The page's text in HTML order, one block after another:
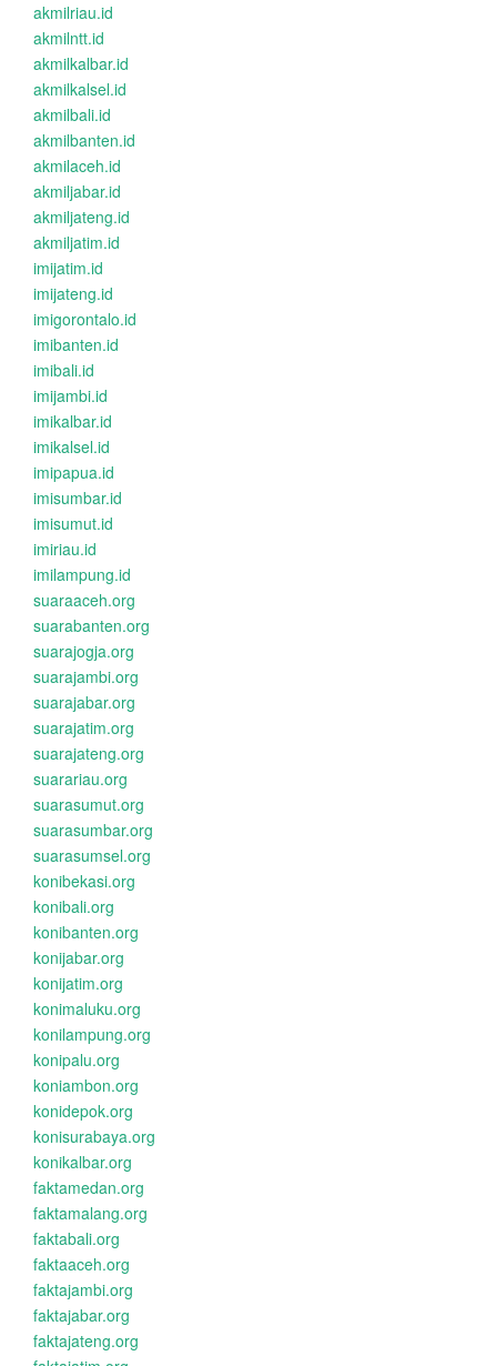
akmilriau.id
akmilntt.id
akmilkalbar.id
akmilkalsel.id
akmilbali.id
akmilbanten.id
akmilaceh.id
akmiljabar.id
akmiljateng.id
akmiljatim.id
imijatim.id
imijateng.id
imigorontalo.id
imibanten.id
imibali.id
imijambi.id
imikalbar.id
imikalsel.id
imipapua.id
imisumbar.id
imisumut.id
imiriau.id
imilampung.id
suaraaceh.org
suarabanten.org
suarajogja.org
suarajambi.org
suarajabar.org
suarajatim.org
suarajateng.org
suarariau.org
suarasumut.org
suarasumbar.org
suarasumsel.org
konibekasi.org
konibali.org
konibanten.org
konijabar.org
konijatim.org
konimaluku.org
konilampung.org
konipalu.org
koniambon.org
konidepok.org
konisurabaya.org
konikalbar.org
faktamedan.org
faktamalang.org
faktabali.org
faktaaceh.org
faktajambi.org
faktajabar.org
faktajateng.org